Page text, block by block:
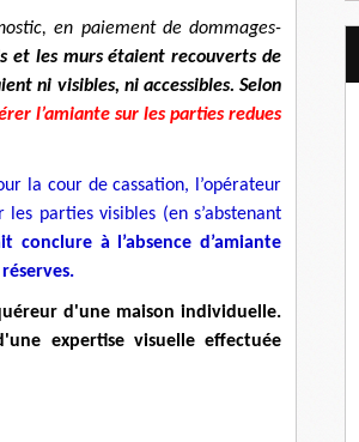
en paiement de dommages-
et les murs étaient recouverts de
ni visibles, ni accessibles. Selon
l’amiante sur les parties redues
la cour de cassation, l’opérateur
parties visibles (en s’abstenant
conclure à l’absence d’amiante
d'une maison individuelle.
expertise visuelle effectuée